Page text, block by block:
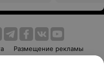
Размещение рекламы